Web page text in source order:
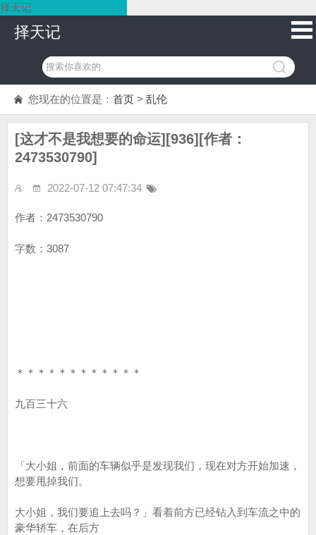
择天记
择天记
您现在的位置是： 首页 > 乱伦
[这才不是我想要的命运][936][作者：
2473530790]
2022-07-12 07:47:34
作者：2473530790
字数：3087
＊＊＊＊＊＊＊＊＊＊＊＊
九百三十六
「大小姐，前面的车辆似乎是发现我们，现在对方开始加速，
想要甩掉我们。
大小姐，我们要追上去吗？」看着前方已经钻入到车流之中的
豪华轿车，在后方